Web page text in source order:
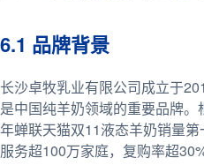
6.1 品牌背景
长沙卓牧乳业有限公司成立于
是中国纯羊奶领域的重要品牌
年蝉联天猫双11液态羊奶销量第
服务超100万家庭，复购率超30%